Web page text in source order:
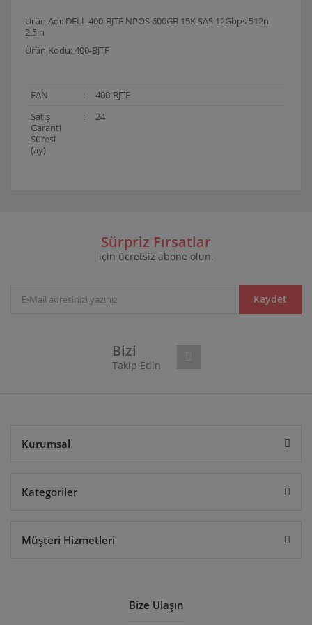
Ürün Adı: DELL 400-BJTF NPOS 600GB 15K SAS 12Gbps 512n
2.5in
Ürün Kodu: 400-BJTF
EAN :
400-BJTF
Satış
Garanti
Süresi
(ay)
: 24
Yorum Yaz
Ürün resmi kalitesiz, bozuk veya görüntülenemiyor.
Ürün bilgilerinde hatalar bulunuyor.
Sürpriz Fırsatlar
için ücretsiz abone olun.
Kaydet
Bizi
Takip Edin
Kurumsal
Kategoriler
Müşteri Hizmetleri
Bize Ulaşın